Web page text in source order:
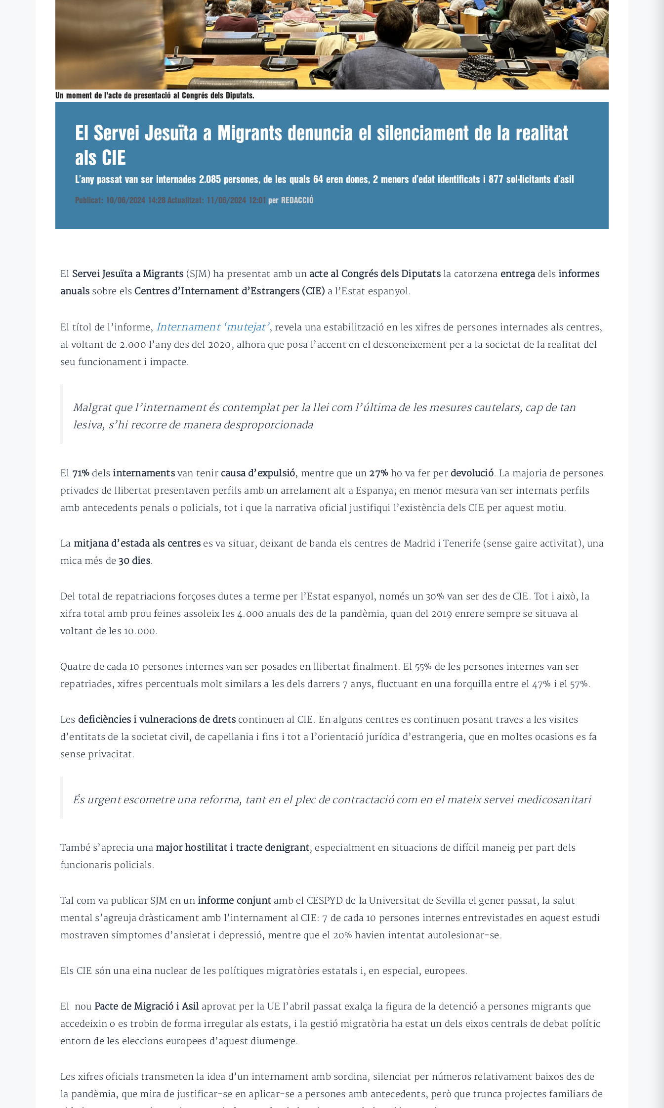
Un moment de l'acte de presentació al Congrés dels Diputats.
El Servei Jesuïta a Migrants denuncia el silenciament de la realitat
als CIE
L’any passat van ser internades 2.085 persones, de les quals 64 eren dones, 2 menors d’edat identificats i 877 sol·licitants d’asil
Publicat: 10/06/2024 14:28 Actualitzat: 11/06/2024 12:01 per REDACCIÓ
El Servei Jesuïta a Migrants (SJM) ha presentat amb un acte al Congrés dels Diputatsla catorzena entrega dels informes
anuals sobre els Centres d’Internament d’Estrangers (CIE) a l’Estat espanyol.
El títol de l’informe, Internament ‘mutejat’, revela una estabilització en les xifres de persones internades als centres,
al voltant de 2.000 l’any des del 2020, alhora que posa l’accent en el desconeixement per a la societat de la realitat del
seu funcionament i impacte.
Malgrat que l’internament és contemplat per la llei com l’última de les mesures cautelars, cap de tan
lesiva, s’hi recorre de manera desproporcionada
El 71% dels internamentsvan tenircausa d’expulsió, mentre que un 27% ho va fer per devolució. La majoria de persones
privades de llibertat presentaven perfils amb un arrelament alt a Espanya; en menor mesura van ser internats perfils
amb antecedents penals o policials, tot i que la narrativa oficial justifiqui l’existència dels CIE per aquest motiu.
La mitjana d’estada als centres es va situar, deixant de banda els centres de Madrid i Tenerife (sense gaire activitat), una
mica més de30 dies.
Del total de repatriacions forçoses dutes a terme per l’Estat espanyol, només un 30% van ser des de CIE. Tot i això, la
xifra total amb prou feines assoleix les 4.000 anuals des de la pandèmia, quan del 2019 enrere sempre se situava al
voltant de les 10.000.
Quatre de cada 10 persones internes van ser posades en llibertat finalment. El 55% de les persones internes van ser
repatriades, xifres percentuals molt similars a les dels darrers 7 anys, fluctuant en una forquilla entre el 47% i el 57%.
Les deficiències i vulneracions de drets continuen al CIE. En alguns centres es continuen posant traves a les visites
d’entitats de la societat civil, de capellania i fins i tot a l’orientació jurídica d’estrangeria, que en moltes ocasions es fa
sense privacitat.
És urgent escometre una reforma, tant en el plec de contractació com en el mateix servei medicosanitari
També s’aprecia una major hostilitat i tracte denigrant, especialment en situacions de difícil maneig per part dels
funcionaris policials.
Tal com va publicar SJM en un informe conjunt amb el CESPYD de la Universitat de Sevilla el gener passat, la salut
mental s’agreuja dràsticament amb l’internament al CIE: 7 de cada 10 persones internes entrevistades en aquest estudi
mostraven símptomes d’ansietat i depressió, mentre que el 20% havien intentat autolesionar-se.
Els CIE són una eina nuclear de les polítiques migratòries estatals i, en especial, europees.
El nou Pacte de Migració i Asil aprovat per la UE l’abril passat exalça la figura de la detenció a persones migrants que
accedeixin o es trobin de forma irregular als estats, i la gestió migratòria ha estat un dels eixos centrals de debat polític
entorn de les eleccions europees d’aquest diumenge.
Les xifres oficials transmeten la idea d’un internament amb sordina, silenciat per números relativament baixos des de
la pandèmia, que mira de justificar-se en aplicar-se a persones amb antecedents, però que trunca projectes familiars de